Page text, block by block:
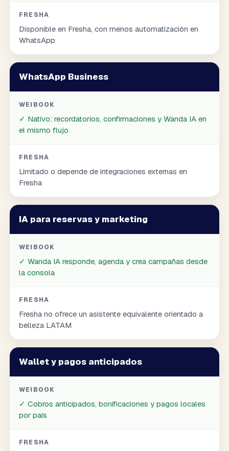
FRESHA
Disponible en Fresha, con menos automatización en
WhatsApp
WhatsApp Business
WEIBOOK
✓ Nativo: recordatorios, confirmaciones y Wanda IA en
el mismo flujo
FRESHA
Limitado o depende de integraciones externas en
Fresha
IA para reservas y marketing
WEIBOOK
✓ Wanda IA responde, agenda y crea campañas desde
la consola
FRESHA
Fresha no ofrece un asistente equivalente orientado a
belleza LATAM
Wallet y pagos anticipados
WEIBOOK
✓ Cobros anticipados, bonificaciones y pagos locales
por país
FRESHA